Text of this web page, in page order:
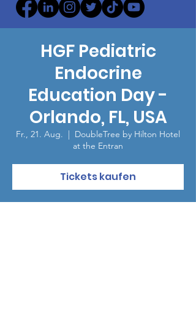
HGF Pediatric
Endocrine
Education Day -
Orlando, FL, USA
Fr., 21. Aug.
  |
DoubleTree by Hilton Hotel
at the Entran
Tickets kaufen